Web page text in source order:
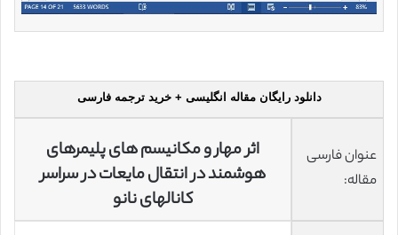
دانلود رایگان مقاله انگلیسی + خرید ترجمه فارسی
عنوان فارسی
مقاله:
اثر مهار و مکانیسم های پلیمرهای
هوشمند در انتقال مایعات در سراسر
کانالهای نانو